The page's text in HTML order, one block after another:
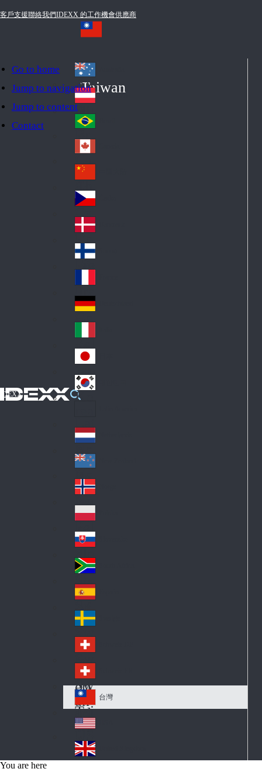
Go to home
Jump to navigation
Jump to content
Contact
客戶支援聯絡我們IDEXX 的工作機會供應商
IDEXX
Taiwan
Au
str
ali
a
Au
stri
a
Br
azi
l
Ca
na
da
Ch
ina
Cz
ec
h
De
nm
ark
Fin
d
Fra
nc
e
Ge
an
y
Ital
y
Jap
an
Ko
Lat
in
A
me
ric
a
Ne
the
rla
nd
s
Ne
w
Ze
ala
nd
No
rw
ay
Pol
an
d
Slo
va
kia
So
uth
Af
ric
a
Sp
ain
Sw
ed
en
Sw
itz
erl
an
d
Sw
itz
erl
an
d
Tai
wa
n
台灣
A
Un
You are here